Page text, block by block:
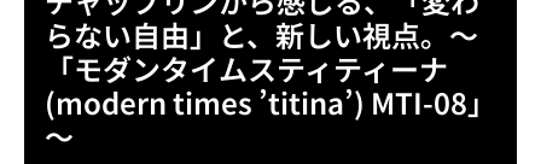
らない自由」と、新しい視点。～
「モダンタイムスティティーナ
(modern times ’titina’) MTI-08」
～